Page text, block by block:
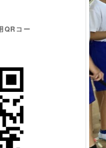
QRコー